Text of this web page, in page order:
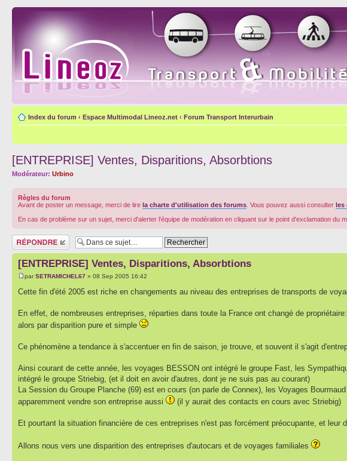
Index du forum ‹ Espace Multimodal Lineoz.net ‹ Forum Transport Interurbain
[ENTREPRISE] Ventes, Disparitions, Absorbtions
Modérateur: Urbino
Règles du forum
Avant de poster un message, merci de lire la charte d'utilisation des forums . Vous pouvez aussi consulter les
En cas de problème sur un sujet, merci d'alerter l'équipe de modération en cliquant sur le point d'exclamation du
Répondre
[ENTREPRISE] Ventes, Disparitions, Absorbtions
parSETRAMICHEL67 » 08 Sep 2005 16:42
Cette fin d'été 2005 est riche en changements au niveau des entreprises de transports de
En effet, de nombreuses entreprises, réparties dans toute la France ont changé de
alors par disparition pure et simple
Ce phénomène a tendance à s'accentuer en fin de saison, je trouve, et souvent il s'agit
Ainsi courant de cette année, les voyages BESSON ont intégré le groupe Fast, les
intégré le groupe Striebig, (et il doit en avoir d'autres, dont je ne suis pas au courant)
La Session du Groupe Planche (69) est en cours (on parle de Connex), les Voyages
apparemment vendre son entreprise aussi
(il y aurait des contacts en cours avec Striebig)
Et pourtant la situation financière de ces entreprises n'est pas forcément préocupante, et leur
Allons nous vers une disparition des entreprises d'autocars et de voyages familiales